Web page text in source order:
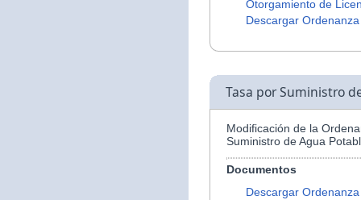
Otorgamiento de
Descargar Ordenanza
Tasa por Suministro
Modificación de la
Suministro de Agua
Documentos
Descargar Ordenanza